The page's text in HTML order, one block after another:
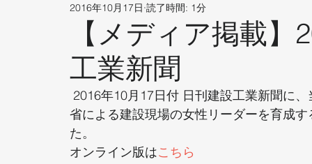
2015年
【メディア掲載
工業新聞
2016年10月17日 読了時間: 1分
省による建設現場の女性リーダーを育成
た。
オンライン版はこちら